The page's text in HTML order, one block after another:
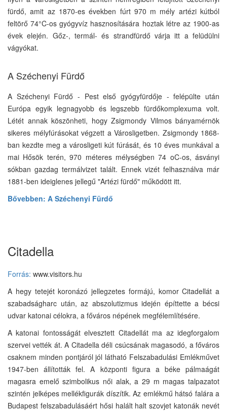
fürdő, amit az 1870-es években fúrt 970 m mély artézi kútból
feltörő 74°C-os gyógyvíz hasznosítására hoztak létre az 1900-as
évek elején. Gőz-, termál- és strandfürdő várja itt a felüdülni
vágyókat.
A Széchenyi Fürdő
A Széchenyi Fürdő - Pest első gyógyfürdője - felépülte után
Európa egyik legnagyobb és legszebb fürdőkomplexuma volt.
Létét annak köszönheti, hogy Zsigmondy Vilmos bányamérnök
sikeres mélyfúrásokat végzett a Városligetben. Zsigmondy 1868-
ban kezdte meg a városligeti kút fúrását, és 10 éves munkával a
mai Hősök terén, 970 méteres mélységben 74 oC-os, ásványi
sókban gazdag termálvizet talált. Ennek vizét felhasználva már
1881-ben ideiglenes jellegű "Artézi fürdő" működött itt.
Bővebben: A Széchenyi Fürdő
Citadella
Forrás: www.visitors.hu
A hegy tetejét koronázó jellegzetes formájú, komor Citadellát a
szabadságharc után, az abszolutizmus idején építtette a bécsi
udvar katonai célokra, a főváros népének megfélemlítésére.
A katonai fontosságát elvesztett Citadellát ma az idegforgalom
szervei vették át. A Citadella déli csúcsának magasodó, a főváros
csaknem minden pontjáról jól látható Felszabadulási Emlékművet
1947-ben állították fel. A központi figura a béke pálmaágát
magasra emelő szimbolikus női alak, a 29 m magas talpazatot
szintén jelképes mellékfigurák díszítik. Az emlékmű hátsó falára a
Budapest felszabadulásáért hősi halált halt szovjet katonák nevét